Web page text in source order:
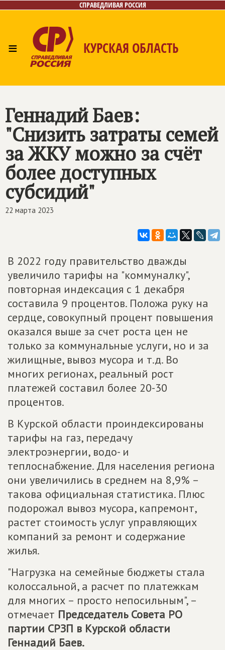
СПРАВЕДЛИВАЯ РОССИЯ
≡ КУРСКАЯ ОБЛАСТЬ
Контакты
Геннадий Баев:
"Снизить затраты семей
за ЖКУ можно за счёт
более доступных
субсидий"
22 марта 2023
В 2022 году правительство дважды
увеличило тарифы на "коммуналку",
повторная индексация с 1 декабря
составила 9 процентов. Положа руку на
сердце, совокупный процент повышения
оказался выше за счет роста цен не
только за коммунальные услуги, но и за
жилищные, вывоз мусора и т.д. Во
многих регионах, реальный рост
платежей составил более 20-30
процентов.
В Курской области проиндексированы
тарифы на газ, передачу
электроэнергии, водо- и
теплоснабжение. Для населения региона
они увеличились в среднем на 8,9% –
такова официальная статистика. Плюс
подорожал вывоз мусора, капремонт,
растет стоимость услуг управляющих
компаний за ремонт и содержание
жилья.
"Нагрузка на семейные бюджеты стала
колоссальной, а расчет по платежкам
для многих – просто непосильным", –
отмечает Председатель Совета РО
партии СРЗП в Курской области
Геннадий Баев.